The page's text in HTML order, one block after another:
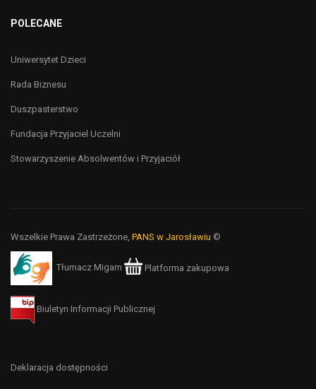
POLECANE
Uniwersytet Dzieci
Rada Biznesu
Duszpasterstwo
Fundacja Przyjaciel Uczelni
Stowarzyszenie Absolwentów i Przyjaciół
Wszelkie Prawa Zastrzeżone, PANS w Jarosławiu ©
Tłumacz Migam Platforma zakupowa
Biuletyn Informacji Publicznej
Deklaracja dostępności